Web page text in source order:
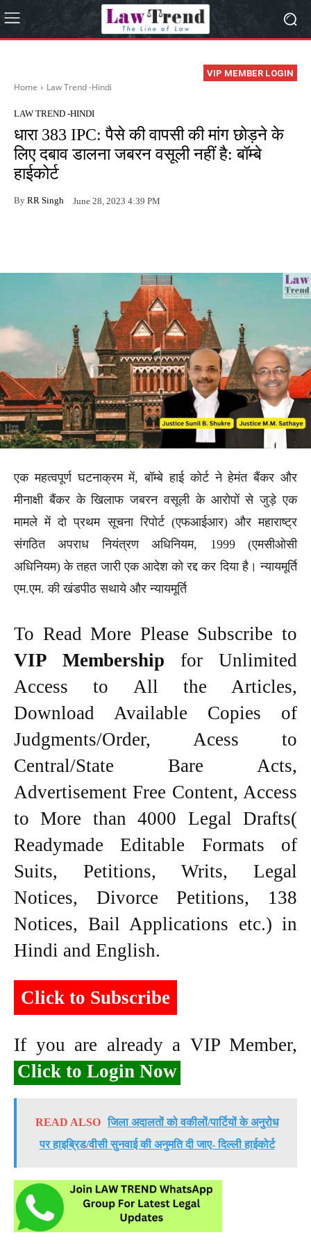
VIP MEMBER LOGIN
Home Law Trend -Hindi
LAW TREND -HINDI
धारा 383 IPC: पैसे की वापसी की मांग छोड़ने के
लिए दबाव डालना जबरन वसूली नहीं है: बॉम्बे
हाईकोर्ट
By RR Singh June 28, 2023 4:39 PM
एक महत्वपूर्ण घटनाक्रम में, बॉम्बे हाई कोर्ट ने हेमंत बैंकर और
मीनाक्षी बैंकर के खिलाफ जबरन वसूली के आरोपों से जुड़े एक
मामले में दो प्रथम सूचना रिपोर्ट (एफआईआर) और महाराष्ट्र
संगठित अपराध नियंत्रण अधिनियम, 1999 (एमसीओसी
अधिनियम) के तहत जारी एक आदेश को रद्द कर दिया है। न्यायमूर्ति
एम.एम. की खंडपीठ सथाये और न्यायमूर्ति
To Read More Please Subscribe to
VIP Membership for Unlimited
Access to All the Articles,
Download Available Copies of
Judgments/Order, Acess to
Central/State Bare Acts,
Advertisement Free Content, Access
to More than 4000 Legal Drafts(
Readymade Editable Formats of
Suits, Petitions, Writs, Legal
Notices, Divorce Petitions, 138
Notices, Bail Applications etc.) in
Hindi and English.
Click to Subscribe
If you are already a VIP Member,
Click to Login Now
READ ALSO जिला अदालतों को वकीलों/पार्टियों के अनुरोध
पर हाइब्रिड/वीसी सुनवाई की अनुमति दी जाए- दिल्ली हाईकोर्ट